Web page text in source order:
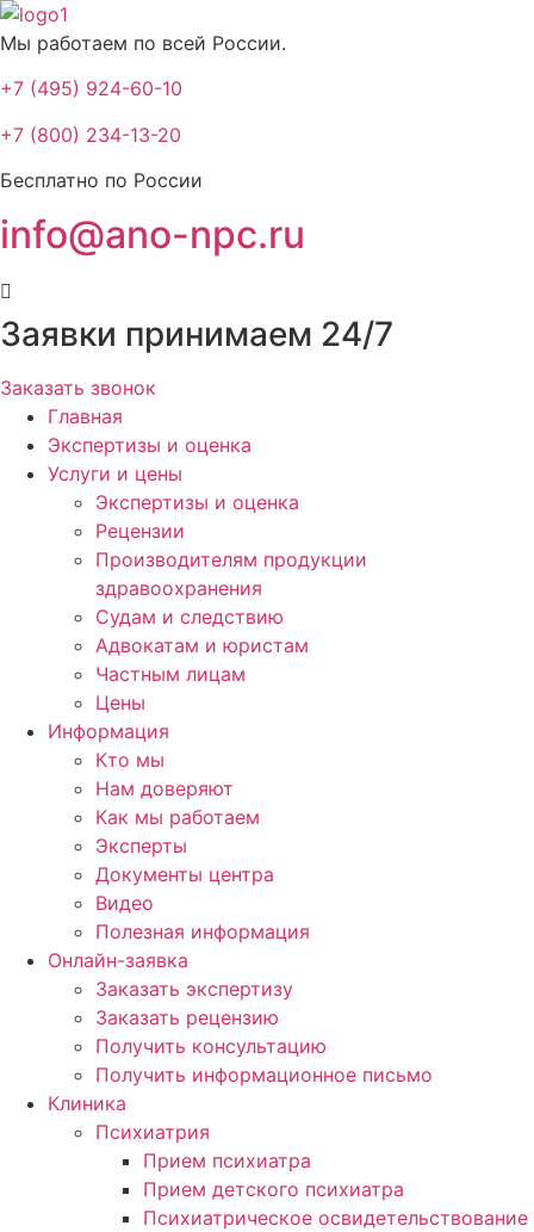
Мы работаем по всей России.
+7 (495) 924-60-10​
+7 (800) 234-13-20​
Бесплатно по России
info@ano-npc.ru
Заявки принимаем 24/7
Заказать звонок
Главная
Экспертизы и оценка
Услуги и цены
Экспертизы и оценка
Рецензии
Производителям продукции
здравоохранения
Судам и следствию
Адвокатам и юристам
Частным лицам
Цены
Информация
Кто мы
Нам доверяют
Как мы работаем
Эксперты
Документы центра
Видео
Полезная информация
Онлайн-заявка
Заказать экспертизу
Заказать рецензию
Получить консультацию
Получить информационное письмо
Клиника
Психиатрия
Прием психиатра
Прием детского психиатра
Психиатрическое освидетельствование